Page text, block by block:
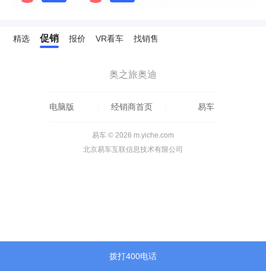
精选 促销 报价 VR看车 找销售
拨打400电话
奥之旅奥迪
电脑版 经销商首页 易车
易车 © 2026 m.yiche.com
北京易车互联信息技术有限公司